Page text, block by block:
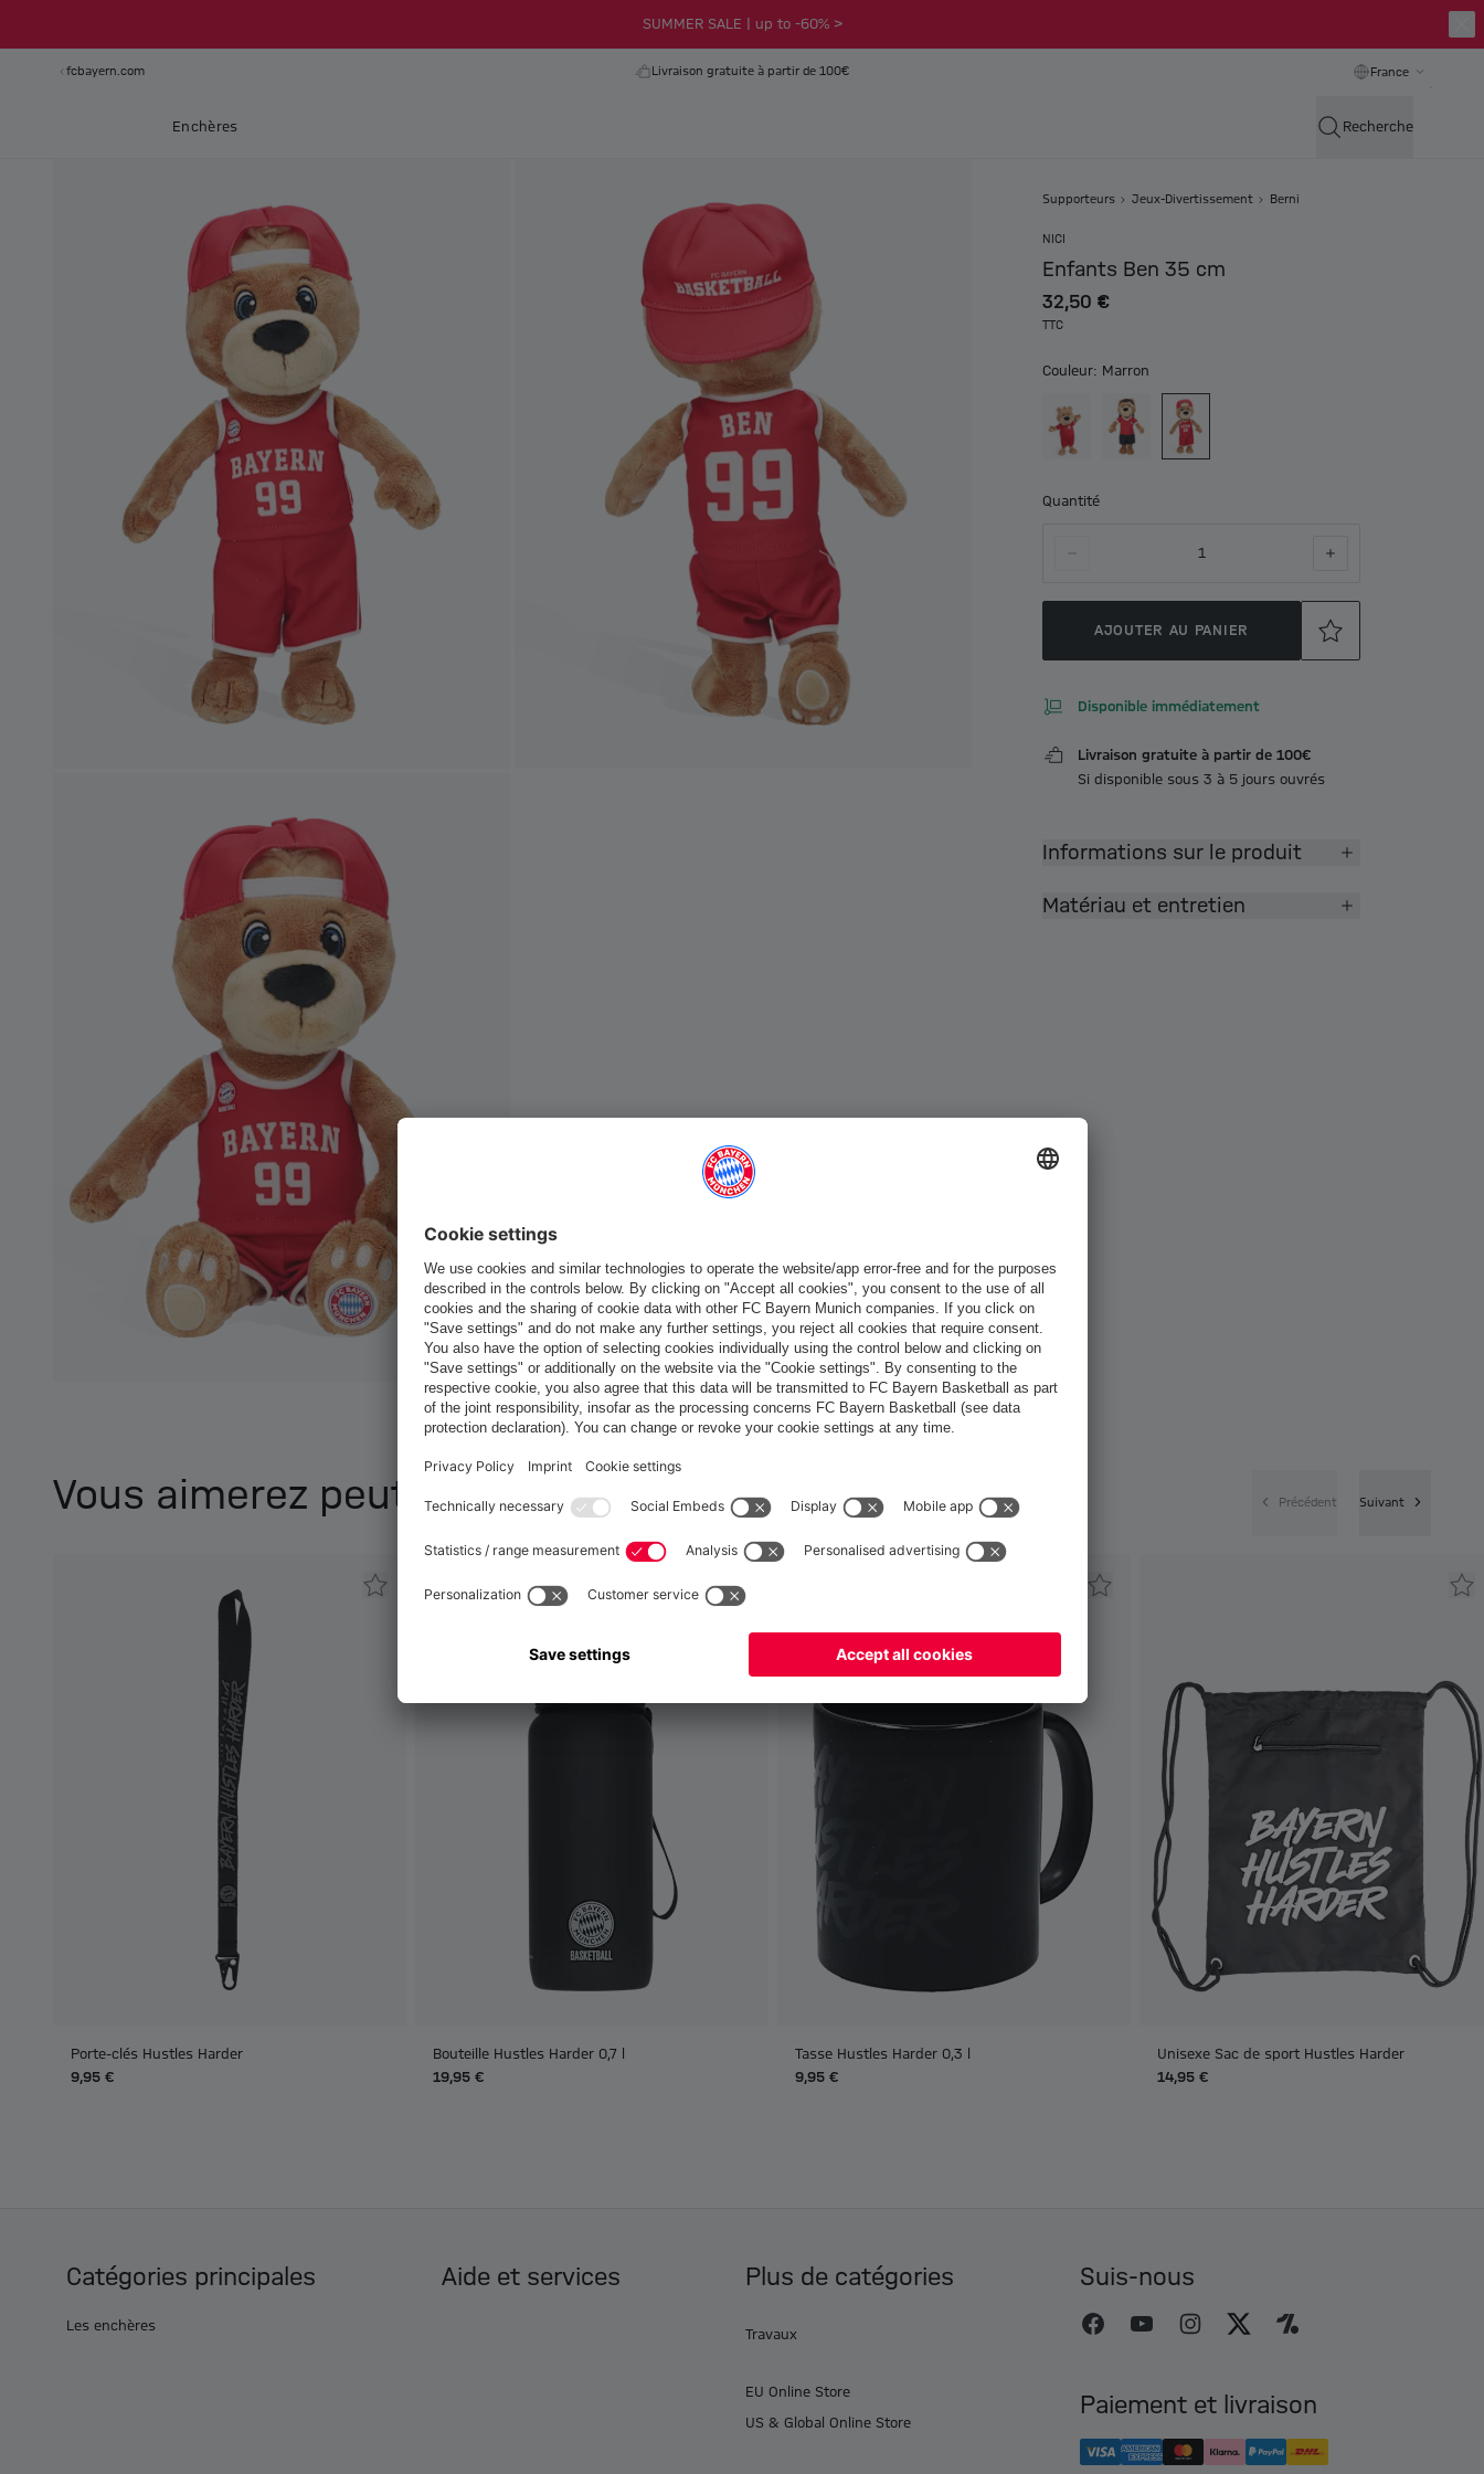
SUMMER SALE | up to -60% >
fcbayern.com Livraison gratuite à partir de 100€ France
Enchères Recherche
Supporteurs Jeux-Divertissement Berni
NICI
Enfants Ben 35 cm
32,50 €
TTC
Couleur: Marron
Quantité
1
AJOUTER AU PANIER
Disponible immédiatement
Livraison gratuite à partir de 100€
Si disponible sous 3 à 5 jours ouvrés
Informations sur le produit
Matériau et entretien
Vous aimerez peut-être ça aussi Précédent Suivant
Porte-clés Hustles Harder
9,95 €
Bouteille Hustles Harder 0,7 l
19,95 €
Tasse Hustles Harder 0,3 l
9,95 €
Unisexe Sac de sport Hustles Harder
14,95 €
Catégories principales
Les enchères
Aide et services Plus de catégories
Travaux
EU Online Store
US & Global Online Store
Suis-nous
Paiement et livraison
Voulez-vous rester dans la boutique France?
Mondial pour y livrer!